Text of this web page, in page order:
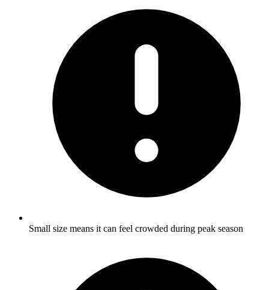
Small size means it can feel crowded during peak season